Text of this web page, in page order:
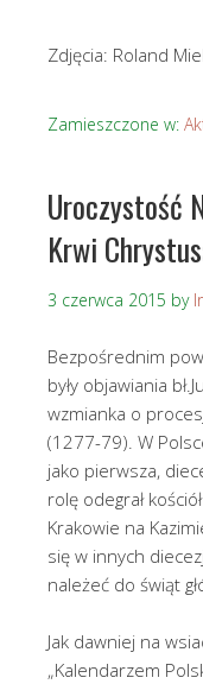
Zdjęcia: Roland
Zamieszczone w:
Uroczystość
Krwi
3 czerwca 2015 by
Bezpośrednim
były objawiania
wzmianka o
(1277-79). W
jako pierwsza,
rolę odegrał
Krakowie na
się w innych
należeć do świąt
Jak dawniej na
„Kalendarzem